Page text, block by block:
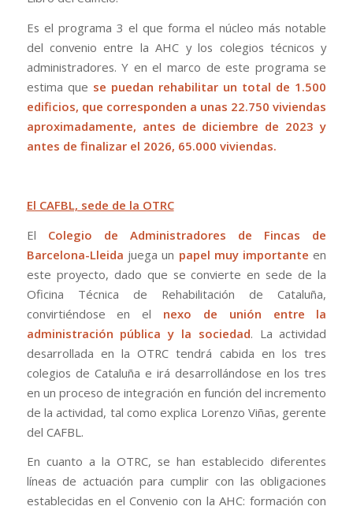
Es el programa 3 el que forma el núcleo más notable
del convenio entre la AHC y los colegios técnicos y
administradores. Y en el marco de este programa se
estima que se puedan rehabilitar un total de 1.500
edificios, que corresponden a unas 22.750 viviendas
aproximadamente, antes de diciembre de 2023 y
antes de finalizar el 2026, 65.000 viviendas.
El CAFBL, sede de la OTRC
El Colegio de Administradores de Fincas de
Barcelona-Lleida juega un papel muy importante en
este proyecto, dado que se convierte en sede de la
Oficina Técnica de Rehabilitación de Cataluña,
convirtiéndose en el nexo de unión entre la
administración pública y la sociedad. La actividad
desarrollada en la OTRC tendrá cabida en los tres
colegios de Cataluña e irá desarrollándose en los tres
en un proceso de integración en función del incremento
de la actividad, tal como explica Lorenzo Viñas, gerente
del CAFBL.
En cuanto a la OTRC, se han establecido diferentes
líneas de actuación para cumplir con las obligaciones
establecidas en el Convenio con la AHC: formación con